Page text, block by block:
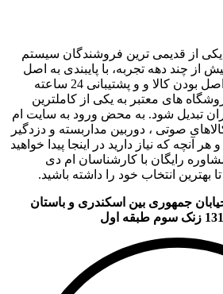
از قدیمی ترین فروشندگان سیستم
از چند دهه تجربه، با پایبندی به اصل
مشتری مداری، ضمانت اصل بودن کالا و و پشتیبانی 24 ساعته
های معتبر به یکی از کاملترین
تبدیل شود. به محض ورود به سایت ام
صوتی ، دوربین مداربسته و دزدگیر
آنچه که نیاز دارید در اینجا پیدا خواهید
رایگان با کارشناسان ام دی
بهترین انتخاب خود را داشته باشید.
جمهوری بین اسکندری و باستان